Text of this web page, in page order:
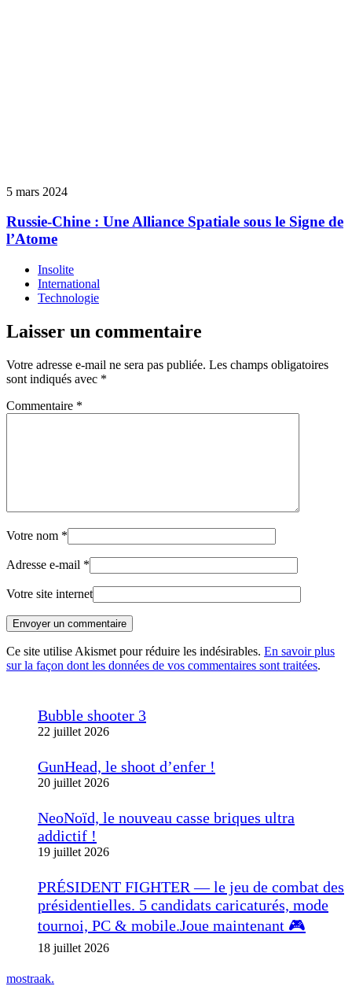
5 mars 2024
Russie-Chine : Une Alliance Spatiale sous le Signe de
l’Atome
Insolite
International
Technologie
Laisser un commentaire
Votre adresse e-mail ne sera pas publiée. Les champs obligatoires
sont indiqués avec *
Commentaire *
Votre nom *
Adresse e-mail *
Votre site internet
Envoyer un commentaire
Ce site utilise Akismet pour réduire les indésirables. En savoir plus
sur la façon dont les données de vos commentaires sont traitées.
Bubble shooter 3
22 juillet 2026
GunHead, le shoot d’enfer !
20 juillet 2026
NeoNoïd, le nouveau casse briques ultra
addictif !
19 juillet 2026
PRÉSIDENT FIGHTER — le jeu de combat des
présidentielles. 5 candidats caricaturés, mode
tournoi, PC & mobile.Joue maintenant 🎮
18 juillet 2026
mostraak.